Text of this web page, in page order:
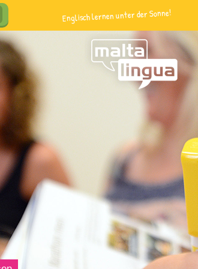
Englisch lernen unter der Sonne!